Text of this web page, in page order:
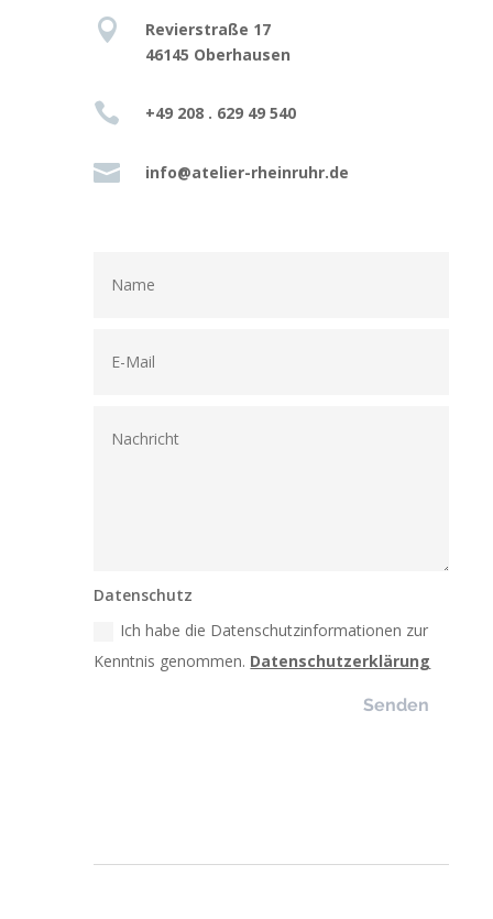

Revierstraße 17
46145 Oberhausen
 +49 208 . 629 49 540
 info@atelier-rheinruhr.de
Datenschutz
Ich habe die Datenschutzinformationen zur
Kenntnis genommen. Datenschutzerklärung
Senden